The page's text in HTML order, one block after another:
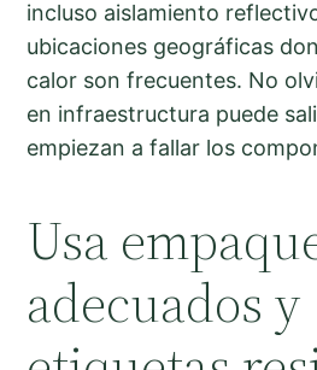
incluso aislamiento
ubicaciones geográficas
calor son frecuentes. No
en infraestructura puede
empiezan a fallar los
Usa
adecuados y